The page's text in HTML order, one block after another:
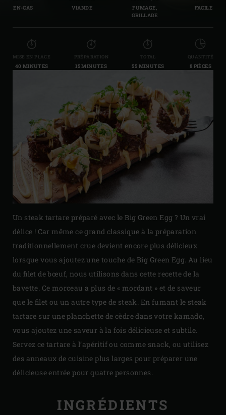
EN-CAS VIANDE
FUMAGE,
GRILLADE
FACILE
MISE EN PLACE
40 MINUTES
PRÉPARATION
15 MINUTES
TOTAL
55 MINUTES
QUANTITÉ
8 PIÈCES
Un steak tartare préparé avec le Big Green Egg ? Un vrai
délice ! Car même ce grand classique à la préparation
traditionnellement crue devient encore plus délicieux
lorsque vous ajoutez une touche de Big Green Egg. Au lieu
du filet de bœuf, nous utilisons dans cette recette de la
bavette. Ce morceau a plus de « mordant » et de saveur
que le filet ou un autre type de steak. En fumant le steak
tartare sur une planchette de cèdre dans votre kamado,
vous ajoutez une saveur à la fois délicieuse et subtile.
Servez ce tartare à l’apéritif ou comme snack, ou utilisez
des anneaux de cuisine plus larges pour préparer une
délicieuse entrée pour quatre personnes.
INGRÉDIENTS